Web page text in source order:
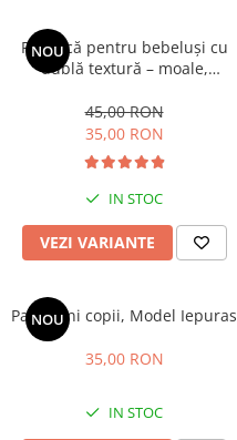
NOU
Păturică pentru bebeluși cu
dublă textură – moale,
pielea
45,00 RON
35,00 RON
IN STOC
VEZI VARIANTE
NOU
Pantaloni copii, Model Iepuras
35,00 RON
IN STOC